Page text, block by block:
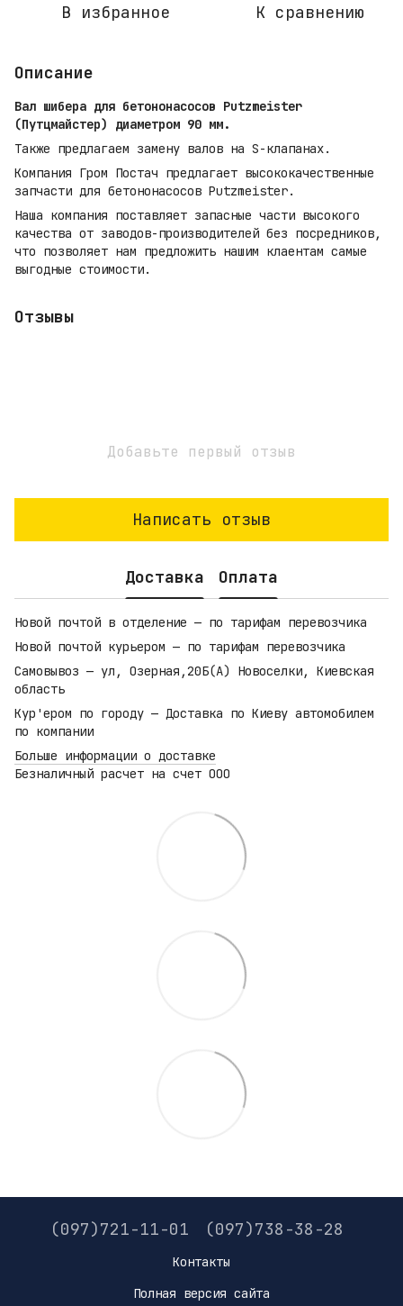
В избранное К сравнению
Описание
Вал шибера для бетононасосов Putzmeister
(Путцмайстер) диаметром 90 мм.
Также предлагаем замену валов на S-клапанах.
Компания Гром Постач предлагает высококачественные
запчасти для бетононасосов Putzmeister.
Наша компания поставляет запасные части высокого
качества от заводов-производителей без посредников,
что позволяет нам предложить нашим клаентам самые
выгодные стоимости.
Отзывы
Добавьте первый отзыв
Написать отзыв
Доставка Оплата
Новой почтой в отделение — по тарифам перевозчика
Новой почтой курьером — по тарифам перевозчика
Самовывоз — ул, Озерная,20Б(А) Новоселки, Киевская
область
Кур'ером по городу — Доставка по Киеву автомобилем
по компании
Больше информации о доставке
Безналичный расчет на счет ООО
(097)721-11-01 (097)738-38-28
Контакты
Полная версия сайта